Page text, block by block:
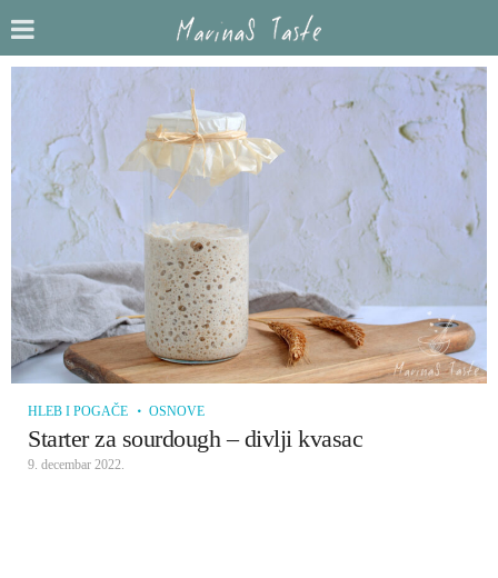
HLEB I POGAČE OSNOVE
Starter za sourdough – divlji kvasac
9. decembar 2022.